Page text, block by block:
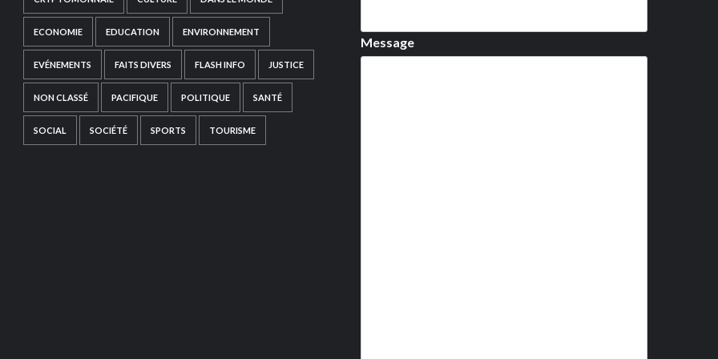
ECONOMIE EDUCATION ENVIRONNEMENT
EVÉNEMENTS FAITS DIVERS FLASH INFO JUSTICE
NON CLASSÉ PACIFIQUE POLITIQUE SANTÉ
SOCIAL SOCIÉTÉ SPORTS TOURISME
Message